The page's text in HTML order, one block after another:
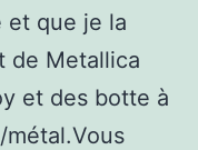
et que je la
de Metallica
et des botte à
métal.Vous